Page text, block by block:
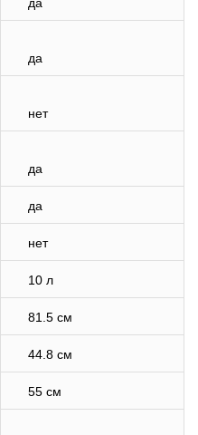
да
нет
да
да
нет
10 л
81.5 см
44.8 см
55 см